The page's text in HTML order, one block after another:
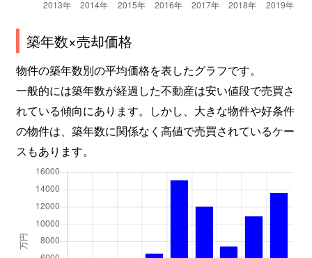
築年数×売却価格
物件の築年数別の平均価格を表したグラフです。
一般的には築年数が経過した不動産は安い値段で売買さ
れている傾向にあります。しかし、大きな物件や好条件
の物件は、築年数に関係なく高値で売買されているケー
スもあります。